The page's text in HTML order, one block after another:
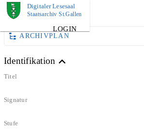
Digitaler Lesesaal
Staatsarchiv St.Gallen
LOGIN
DOKUMENT
ARCHIVPLAN
Identifikation
Titel
Signatur
Stufe